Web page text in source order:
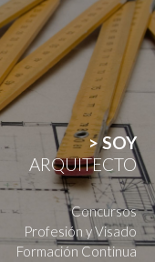
> SOY
ARQUITECTO
Concursos
Profesión y Visado
Formación Continua